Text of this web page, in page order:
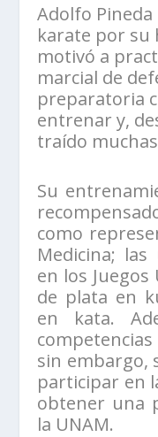
Adolfo
karate por su
motivó a
marcial de
preparatoria
entrenar y,
traído
Su
como
Medicina;
en los
de plata en
en kata.
sin embargo,
participar en
obtener una
la UNAM.